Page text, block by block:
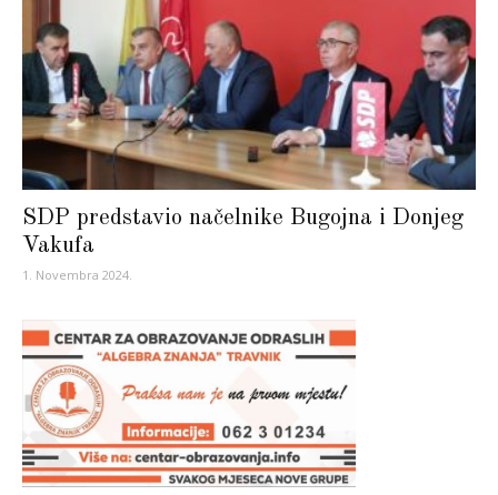
SDP predstavio načelnike Bugojna i Donjeg
Vakufa
1. Novembra 2024.